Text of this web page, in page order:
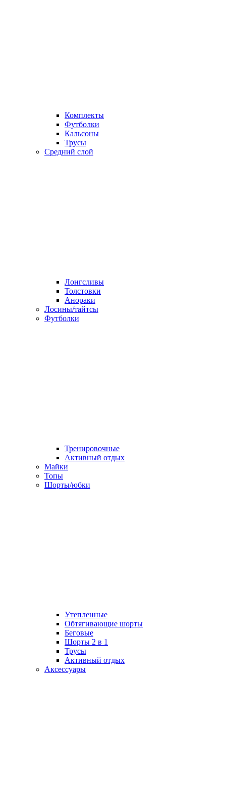
Комплекты
Футболки
Кальсоны
Трусы
Средний слой
Лонгсливы
Толстовки
Анораки
Лосины/тайтсы
Футболки
Тренировочные
Активный отдых
Майки
Топы
Шорты/юбки
Утепленные
Обтягивающие шорты
Беговые
Шорты 2 в 1
Трусы
Активный отдых
Аксессуары